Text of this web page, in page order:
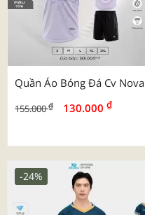
Quần Áo Bóng Đá Cv Nova
155.000₫ 130.000 ₫
-24%